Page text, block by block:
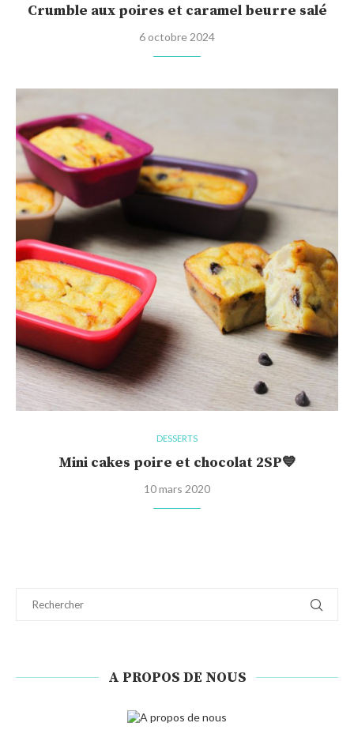
Crumble aux poires et caramel beurre salé
6 octobre 2024
DESSERTS
Mini cakes poire et chocolat 2SP💙
10 mars 2020
A PROPOS DE NOUS